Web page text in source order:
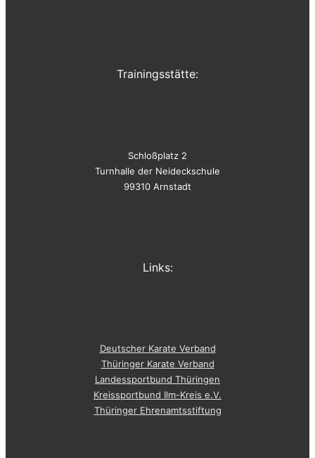
Trainingsstätte:
Schloßplatz 2
Turnhalle der Neideckschule
99310 Arnstadt
Links:
Deutscher Karate Verband
Thüringer Karate Verband
Landessportbund Thüringen
Kreissportbund Ilm-Kreis e.V.
Thüringer Ehrenamtsstiftung